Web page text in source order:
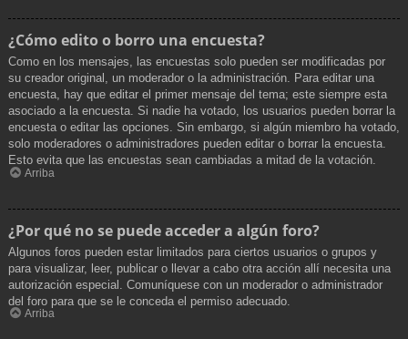
¿Cómo edito o borro una encuesta?
Como en los mensajes, las encuestas solo pueden ser modificadas por
su creador original, un moderador o la administración. Para editar una
encuesta, hay que editar el primer mensaje del tema; este siempre esta
asociado a la encuesta. Si nadie ha votado, los usuarios pueden borrar la
encuesta o editar las opciones. Sin embargo, si algún miembro ha votado,
solo moderadores o administradores pueden editar o borrar la encuesta.
Esto evita que las encuestas sean cambiadas a mitad de la votación.
Arriba
¿Por qué no se puede acceder a algún foro?
Algunos foros pueden estar limitados para ciertos usuarios o grupos y
para visualizar, leer, publicar o llevar a cabo otra acción allí necesita una
autorización especial. Comuníquese con un moderador o administrador
del foro para que se le conceda el permiso adecuado.
Arriba